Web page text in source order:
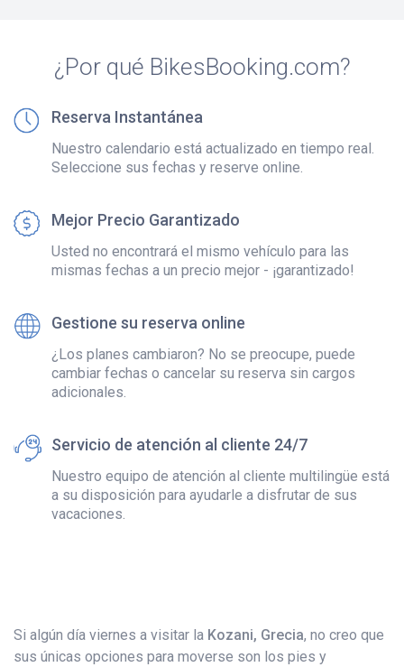
¿Por qué BikesBooking.com?
Reserva Instantánea
Nuestro calendario está actualizado en tiempo real.
Seleccione sus fechas y reserve online.
Mejor Precio Garantizado
Usted no encontrará el mismo vehículo para las
mismas fechas a un precio mejor - ¡garantizado!
Gestione su reserva online
¿Los planes cambiaron? No se preocupe, puede
cambiar fechas o cancelar su reserva sin cargos
adicionales.
Servicio de atención al cliente 24/7
Nuestro equipo de atención al cliente multilingüe está
a su disposición para ayudarle a disfrutar de sus
vacaciones.
Si algún día viernes a visitar la Kozani, Grecia, no creo que
sus únicas opciones para moverse son los pies y